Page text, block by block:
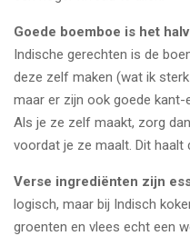
Goede boemboe is het
Indische gerechten is de
deze zelf maken (wat ik
maar er zijn ook goede kant-
Als je ze zelf maakt, zorg
voordat je ze maalt. Dit haalt
Verse ingrediënten zijn
logisch, maar bij Indisch
groenten en vlees echt een